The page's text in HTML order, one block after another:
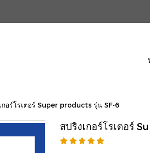
กอร์โรเตอร์ Super products รุ่น SF-6
สปริงเกอร์โรเตอร์